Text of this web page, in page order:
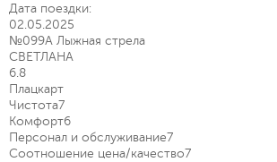
Дата поездки:
02.05.2025
№099А Лыжная стрела
СВЕТЛАНА
6.8
Плацкарт
Чистота7
Комфорт6
Персонал и обслуживание7
Соотношение цена/качество7